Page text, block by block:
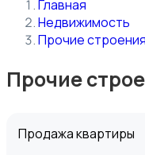
Главная
Недвижимость
Прочие строения
Прочие
Продажа квартиры